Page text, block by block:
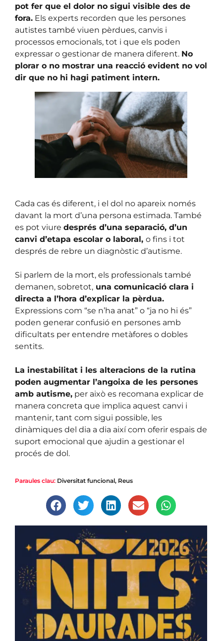
pot fer que el dolor no sigui visible des de
fora. Els experts recorden que les persones
autistes també viuen pèrdues, canvis i
processos emocionals, tot i que els poden
expressar o gestionar de manera diferent. No
plorar o no mostrar una reacció evident no vol
dir que no hi hagi patiment intern.
Cada cas és diferent, i el dol no apareix només
davant la mort d’una persona estimada. També
es pot viure després d’una separació, d’un
canvi d’etapa escolar o laboral, o fins i tot
després de rebre un diagnòstic d’autisme.
Si parlem de la mort, els professionals també
demanen, sobretot, una comunicació clara i
directa a l’hora d’explicar la pèrdua.
Expressions com “se n’ha anat” o “ja no hi és”
poden generar confusió en persones amb
dificultats per entendre metàfores o dobles
sentits.
La inestabilitat i les alteracions de la rutina
poden augmentar l’angoixa de les persones
amb autisme, per això es recomana explicar de
manera concreta que implica aquest canvi i
mantenir, tant com sigui possible, les
dinàmiques del dia a dia així com oferir espais de
suport emocional que ajudin a gestionar el
procés de dol.
Paraules clau: Diversitat funcional, Reus